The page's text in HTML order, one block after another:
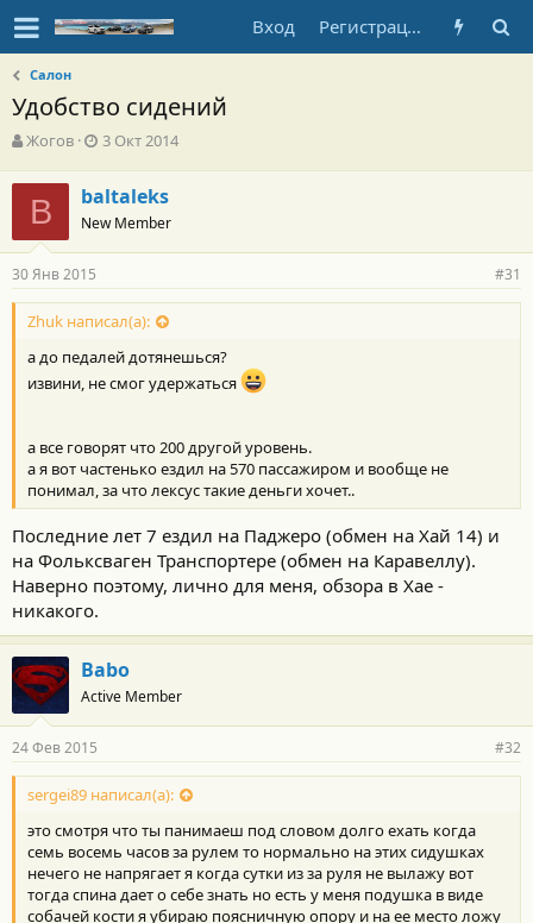
Вход Регистрация
Салон
Удобство сидений
А
т
о
р
т
е
м
ы
Жогов
Д
а
н
а
л
а
3 Окт 2014
B baltaleks
New Member
30 Янв 2015 #31
Zhuk написал(а):
а до педалей дотянешься?
извини, не смог удержаться
а все говорят что 200 другой уровень.
а я вот частенько ездил на 570 пассажиром и вообще не
понимал, за что лексус такие деньги хочет..
Последние лет 7 ездил на Паджеро (обмен на Хай 14) и
на Фольксваген Транспортере (обмен на Каравеллу).
Наверно поэтому, лично для меня, обзора в Хае -
никакого.
Babo
Active Member
24 Фев 2015 #32
sergei89 написал(а):
это смотря что ты панимаеш под словом долго ехать когда
семь восемь часов за рулем то нормально на этих сидушках
нечего не напрягает я когда сутки из за руля не вылажу вот
тогда спина дает о себе знать но есть у меня подушка в виде
собачей кости я убираю поясничную опору и на ее место ложу